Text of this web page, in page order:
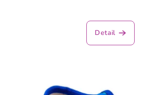
hodnotenie
produktu
Detail